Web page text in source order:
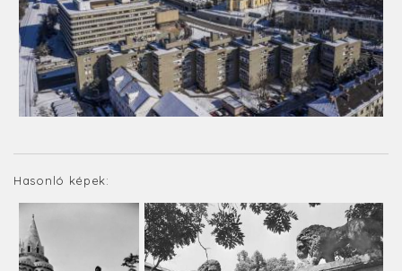
Hasonló képek: